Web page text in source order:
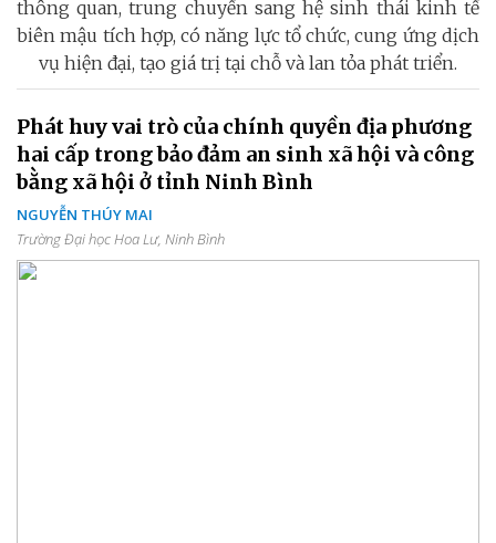
thông quan, trung chuyển sang hệ sinh thái kinh tế
biên mậu tích hợp, có năng lực tổ chức, cung ứng dịch
vụ hiện đại, tạo giá trị tại chỗ và lan tỏa phát triển.
Phát huy vai trò của chính quyền địa phương
hai cấp trong bảo đảm an sinh xã hội và công
bằng xã hội ở tỉnh Ninh Bình
NGUYỄN THÚY MAI
Trường Đại học Hoa Lư, Ninh Bình